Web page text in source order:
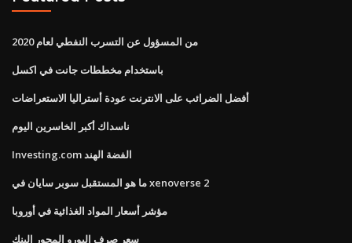
من المسؤول عن التسرب النفطي لعام 2020
باستخدام مخططات جانت في اكسل
أفضل الضرائب على الانترنت عودة أستراليا الاستعراضات
ناسداك أكبر الخاسرين اليوم
Investing.com الفضة الهند
ما هو المستقبل سوبر سايان في xenoverse 2
مؤشر أسعار المواد الغذائية في أوروبا
سعر صرف اليورو المحور البنك